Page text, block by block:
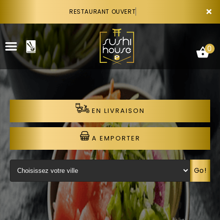
×
RESTAURANT OUVERT
VOTRE COMPTE
NOTRE RESTAURANT
VOS AVIS
0
EN LIVRAISON
A EMPORTER
Go!